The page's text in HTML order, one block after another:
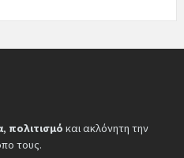
, πολιτισμό και ακλόνητη την
τους.